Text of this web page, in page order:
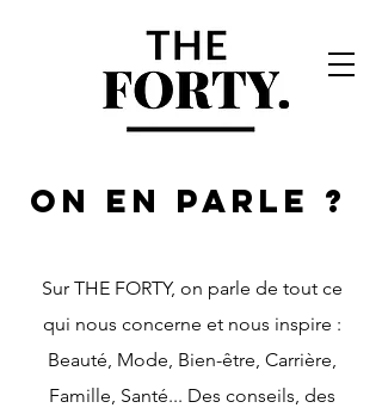
ON EN PARLE ?
Sur THE FORTY, on parle de tout ce
qui nous concerne et nous inspire :
Beauté, Mode, Bien-être, Carrière,
Famille, Santé... Des conseils, des